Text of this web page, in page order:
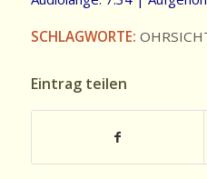
SCHLAGWORTE:
Eintrag teilen